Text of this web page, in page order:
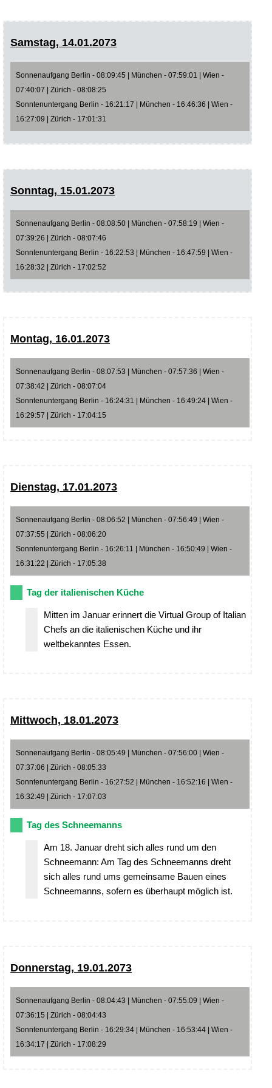
Samstag, 14.01.2073
Sonnenaufgang Berlin - 08:09:45 | München - 07:59:01 | Wien -
07:40:07 | Zürich - 08:08:25
Sonntenuntergang Berlin - 16:21:17 | München - 16:46:36 | Wien -
16:27:09 | Zürich - 17:01:31
Sonntag, 15.01.2073
Sonnenaufgang Berlin - 08:08:50 | München - 07:58:19 | Wien -
07:39:26 | Zürich - 08:07:46
Sonntenuntergang Berlin - 16:22:53 | München - 16:47:59 | Wien -
16:28:32 | Zürich - 17:02:52
Montag, 16.01.2073
Sonnenaufgang Berlin - 08:07:53 | München - 07:57:36 | Wien -
07:38:42 | Zürich - 08:07:04
Sonntenuntergang Berlin - 16:24:31 | München - 16:49:24 | Wien -
16:29:57 | Zürich - 17:04:15
Dienstag, 17.01.2073
Sonnenaufgang Berlin - 08:06:52 | München - 07:56:49 | Wien -
07:37:55 | Zürich - 08:06:20
Sonntenuntergang Berlin - 16:26:11 | München - 16:50:49 | Wien -
16:31:22 | Zürich - 17:05:38
Tag der italienischen Küche
Mitten im Januar erinnert die Virtual Group of Italian
Chefs an die italienischen Küche und ihr
weltbekanntes Essen.
Mittwoch, 18.01.2073
Sonnenaufgang Berlin - 08:05:49 | München - 07:56:00 | Wien -
07:37:06 | Zürich - 08:05:33
Sonntenuntergang Berlin - 16:27:52 | München - 16:52:16 | Wien -
16:32:49 | Zürich - 17:07:03
Tag des Schneemanns
Am 18. Januar dreht sich alles rund um den
Schneemann: Am Tag des Schneemanns dreht
sich alles rund ums gemeinsame Bauen eines
Schneemanns, sofern es überhaupt möglich ist.
Donnerstag, 19.01.2073
Sonnenaufgang Berlin - 08:04:43 | München - 07:55:09 | Wien -
07:36:15 | Zürich - 08:04:43
Sonntenuntergang Berlin - 16:29:34 | München - 16:53:44 | Wien -
16:34:17 | Zürich - 17:08:29